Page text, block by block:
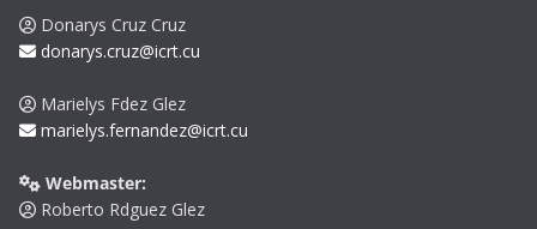
Donarys Cruz Cruz
donarys.cruz@icrt.cu
Marielys Fdez Glez
marielys.fernandez@icrt.cu
Webmaster:
Roberto Rdguez Glez